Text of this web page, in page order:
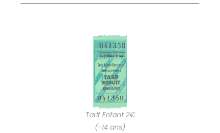
Tarif Enfant 2€
(-14 ans)